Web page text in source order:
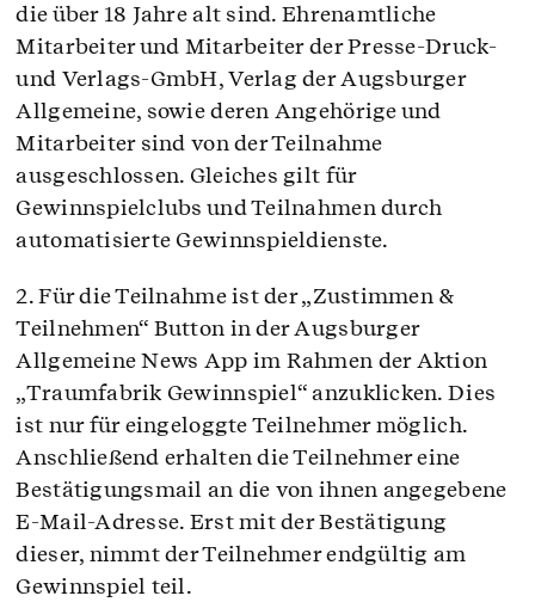
die über 18 Jahre alt sind. Ehrenamtliche
Mitarbeiter und Mitarbeiter der Presse-Druck-
und Verlags-GmbH, Verlag der Augsburger
Allgemeine, sowie deren Angehörige und
Mitarbeiter sind von der Teilnahme
ausgeschlossen. Gleiches gilt für
Gewinnspielclubs und Teilnahmen durch
automatisierte Gewinnspieldienste.
2. Für die Teilnahme ist der „Zustimmen &
Teilnehmen“ Button in der Augsburger
Allgemeine News App im Rahmen der Aktion
„Traumfabrik Gewinnspiel“ anzuklicken. Dies
ist nur für eingeloggte Teilnehmer möglich.
Anschließend erhalten die Teilnehmer eine
Bestätigungsmail an die von ihnen angegebene
E-Mail-Adresse. Erst mit der Bestätigung
dieser, nimmt der Teilnehmer endgültig am
Gewinnspiel teil.